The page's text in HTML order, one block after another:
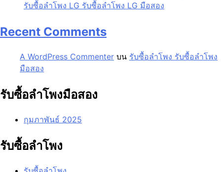
รับซื้อลำโพง LG รับซื้อลำโพง LG มือสอง
Recent Comments
A WordPress Commenter บน รับซื้อลำโพง รับซื้อลำโพง
มือสอง
รับซื้อลำโพงมือสอง
กุมภาพันธ์ 2025
รับซื้อลำโพง